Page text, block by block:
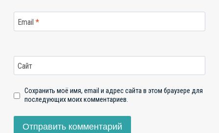
Email *
Сайт
Сохранить моё имя, email и адрес сайта в этом браузере для
последующих моих комментариев.